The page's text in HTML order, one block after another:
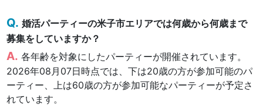
婚活パーティーの米子市エリアでは何歳から何歳まで
募集をしていますか？
各年齢を対象にしたパーティーが開催されています。
2026年08月07日時点では、下は20歳の方が参加可能のパ
ーティー、上は60歳の方が参加可能なパーティーが予定さ
れています。